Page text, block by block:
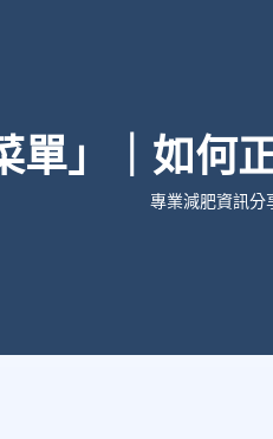
單」｜如何
專業減肥資訊分